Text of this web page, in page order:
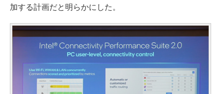
加する計画だと明らかにした。